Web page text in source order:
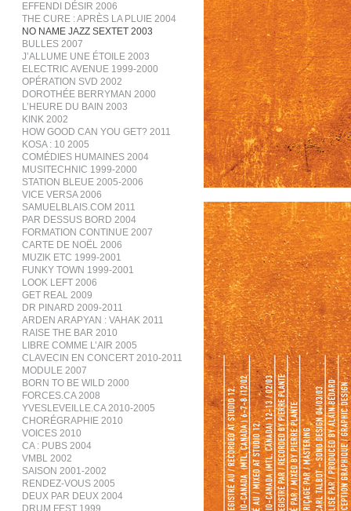
EFFENDI DÉSIR 2006
THE CURE : APRÈS LA PLUIE 2004
NO NAME JAZZ SEXTET 2003
BULLES 2007
J’ALLUME UNE ÉTOILE 2003
ELECTRIC AVENUE 1999-2000
OPÉRATION SVD 2002
DOROTHÉE BERRYMAN 2000
L’HEURE DU BAIN 2003
KINK 2002
HOW GOOD CAN YOU GET? 2011
KOSA : 10 2005
COMÉDIES HUMAINES 2004
MUSITECHNIC 1999-2000
STATION BLEUE 2005-2006
VICE VERSA 2006
SAMUELBLAIS.COM 2011
PAR DESSUS BORD 2004
FORMATION CONTINUE 2007
CARTE DE NOËL 2006
MUZIK ETC 1999-2001
FUNKY TOWN 1999-2001
LOOK LEFT 2006
GET REAL 2009
DR PINARD 2009-2011
ARDEN ARAPYAN : VAHAK 2011
RAISE THE BAR 2010
LIBRE COMME L’AIR 2005
CLAVECIN EN CONCERT 2010-2011
MODULE 2007
BORN TO BE WILD 2000
FORCES.CA 2008
YVESLEVEILLE.CA 2010-2005
CHORÉGRAPHIE 2010
VOICES 2010
CA : PUBS 2004
VMBL 2002
SAISON 2001-2002
RENDEZ-VOUS 2005
DEUX PAR DEUX 2004
DRUM FEST 1999